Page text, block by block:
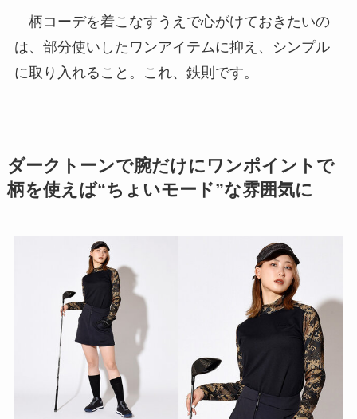
柄コーデを着こなすうえで心がけておきたいの
は、部分使いしたワンアイテムに抑え、シンプル
に取り入れること。これ、鉄則です。
ダークトーンで腕だけにワンポイントで
柄を使えば“ちょいモード”な雰囲気に